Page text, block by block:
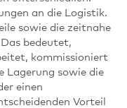
an die Logistik.
sowie die zeitnahe
bedeutet,
kommissioniert
Lagerung sowie die
einen
Vorteil